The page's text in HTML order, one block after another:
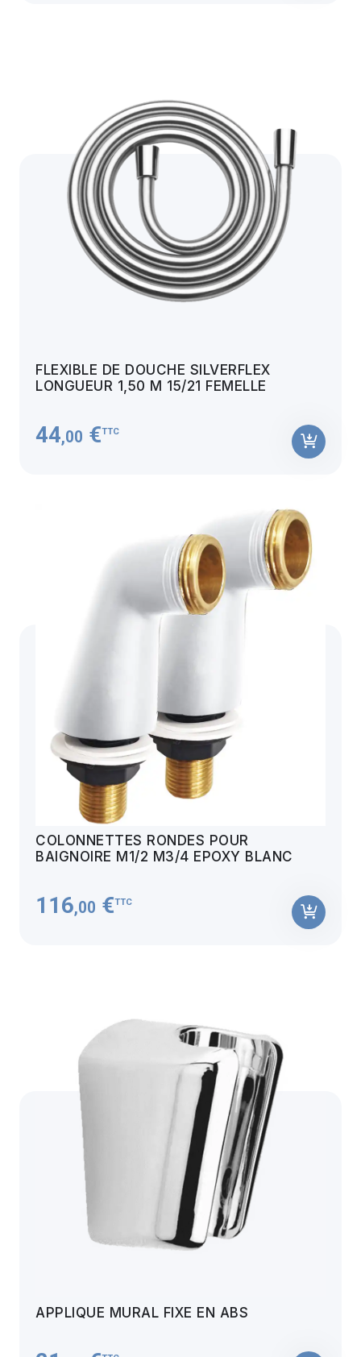
FLEXIBLE DE DOUCHE SILVERFLEX
LONGUEUR 1,50 M 15/21 FEMELLE
44,00 €TTC
COLONNETTES RONDES POUR
BAIGNOIRE M1/2 M3/4 EPOXY BLANC
116,00 €TTC
APPLIQUE MURAL FIXE EN ABS